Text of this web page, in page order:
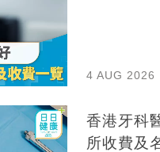
4 AUG 2026
香港牙科
所收費及